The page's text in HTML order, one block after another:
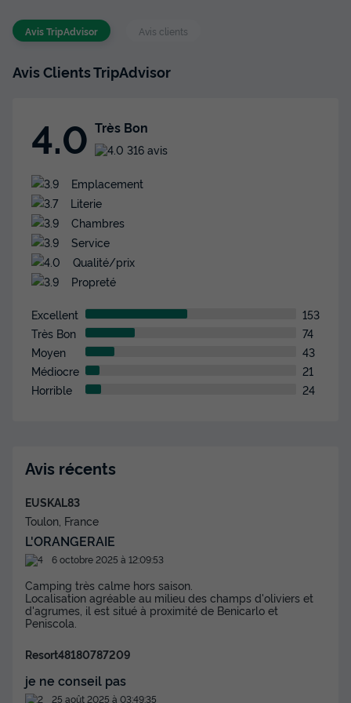
Surface
26m² 4
MOBILHOME 4 personnes - CASITA NARANJA - 26m²- 2
chambres
du22/09/2026
Meilleur prix pour 7 nuits
Modifier les dates
Voir les disponibilités
- 26m²- 2 chambres
Annulation gratuite
Surface
26m²
Voir le plan 2D Animaux autorisés *
Congélateur
Réfrigérateur Salon de jardin+ 2
MOBILHOME 6 personnes - CASITA LIMON - 26m²- 2
chambres
du29/11/2026au
Modifier les dates
Avis TripAdvisor Avis clients
Avis Clients TripAdvisor
4.0 Très Bon
316 avis
Emplacement
Literie
Chambres
Service
Qualité/prix
Propreté
Excellent
153
Très Bon
74
Moyen
43
Médiocre
21
Horrible
24
Avis récents
EUSKAL83
Toulon, France
L'ORANGERAIE
6 octobre 2025 à 12:09:53
Camping très calme hors saison.
Localisation agréable au milieu des champs d'oliviers et
d'agrumes, il est situé à proximité de Benicarlo et
Peniscola.
Resort48180787209
je ne conseil pas
25 août 2025 à 03:49:35